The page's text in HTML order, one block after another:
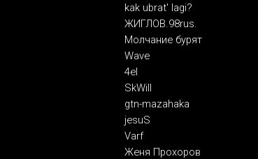
kak ubrat' lagi?
ЖИГЛОВ.98rus.
Молчание бурят
Wave
4el
SkWill
gtn-mazahaka
jesuS
Varf
Женя Прохоров